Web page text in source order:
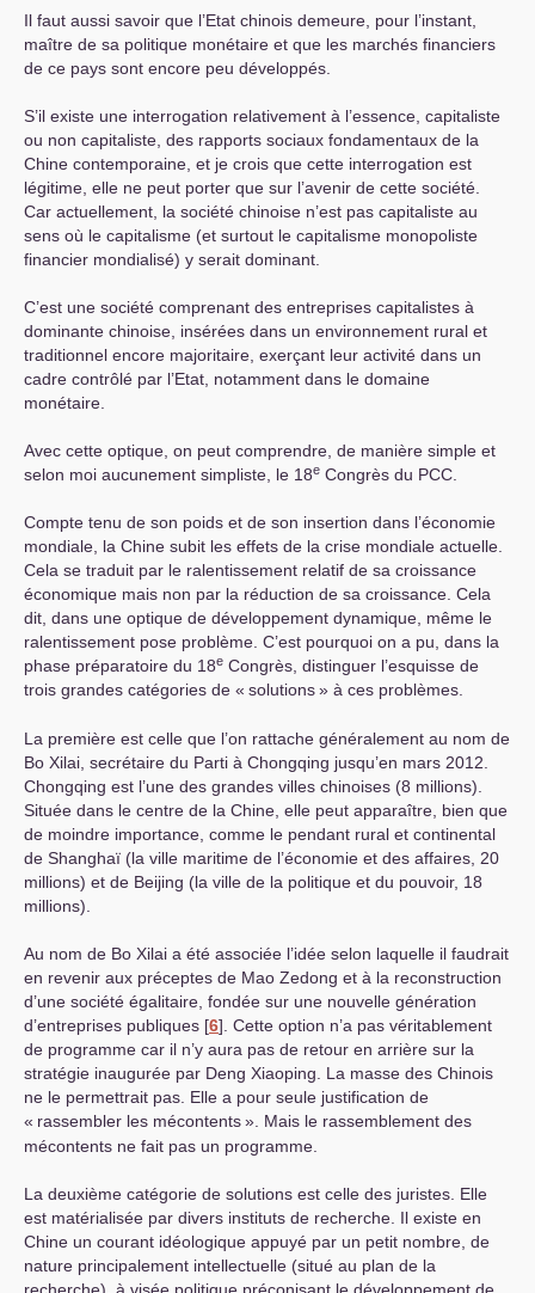
Il faut aussi savoir que l’Etat chinois demeure, pour l’instant,
maître de sa politique monétaire et que les marchés financiers
de ce pays sont encore peu développés.
S’il existe une interrogation relativement à l’essence, capitaliste
ou non capitaliste, des rapports sociaux fondamentaux de la
Chine contemporaine, et je crois que cette interrogation est
légitime, elle ne peut porter que sur l’avenir de cette société.
Car actuellement, la société chinoise n’est pas capitaliste au
sens où le capitalisme (et surtout le capitalisme monopoliste
financier mondialisé) y serait dominant.
C’est une société comprenant des entreprises capitalistes à
dominante chinoise, insérées dans un environnement rural et
traditionnel encore majoritaire, exerçant leur activité dans un
cadre contrôlé par l’Etat, notamment dans le domaine
monétaire.
Avec cette optique, on peut comprendre, de manière simple et
selon moi aucunement simpliste, le 18e Congrès du PCC
Compte tenu de son poids et de son insertion dans l’économie
mondiale, la Chine subit les effets de la crise mondiale actuelle.
Cela se traduit par le ralentissement relatif de sa croissance
économique mais non par la réduction de sa croissance. Cela
dit, dans une optique de développement dynamique, même le
ralentissement pose problème. C’est pourquoi on a pu, dans la
phase préparatoire du 18e Congrès, distinguer l’esquisse de
trois grandes catégories de « solutions» à ces problèmes.
La première est celle que l’on rattache généralement au nom de
Bo Xilai, secrétaire du Parti à Chongqing jusqu’en mars 2012.
Chongqing est l’une des grandes villes chinoises (8 millions).
Située dans le centre de la Chine, elle peut apparaître, bien que
de moindre importance, comme le pendant rural et continental
de Shanghaï (la ville maritime de l’économie et des affaires, 20
millions) et de Beijing (la ville de la politique et du pouvoir, 18
millions).
Au nom de Bo Xilai a été associée l’idée selon laquelle il faudrait
en revenir aux préceptes de Mao Zedong et à la reconstruction
d’une société égalitaire, fondée sur une nouvelle génération
d’entreprises publiques [6] . Cette option n’a pas véritablement
de programme car il n’y aura pas de retour en arrière sur la
stratégie inaugurée par Deng Xiaoping. La masse des Chinois
ne le permettrait pas. Elle a pour seule justification de
« rassembler les mécontents». Mais le rassemblement des
mécontents ne fait pas un programme.
La deuxième catégorie de solutions est celle des juristes. Elle
est matérialisée par divers instituts de recherche. Il existe en
Chine un courant idéologique appuyé par un petit nombre, de
nature principalement intellectuelle (situé au plan de la